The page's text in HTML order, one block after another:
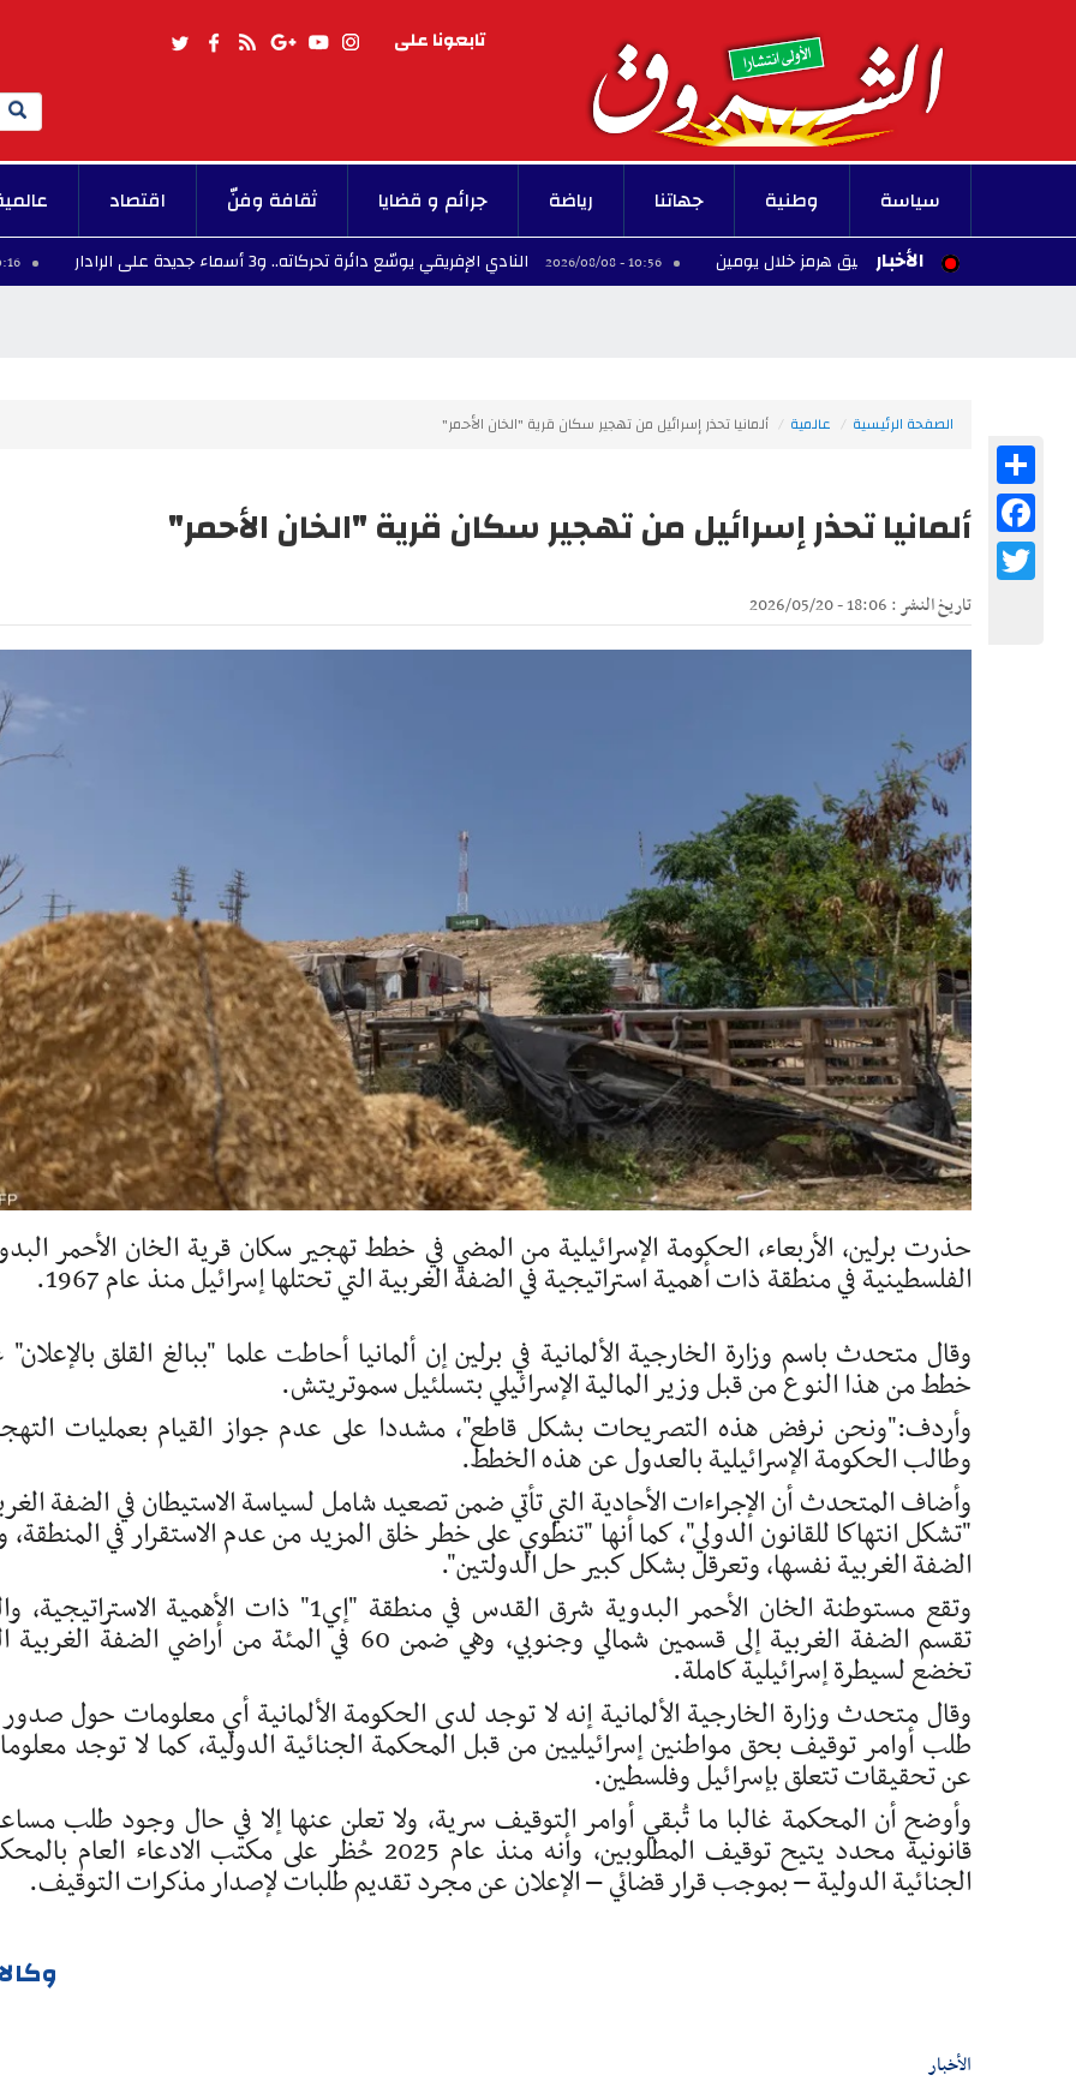
تابعونا على
Search
سياسة وطنية جهاتنا رياضة جرائم و قضايا ثقافة وفنّ اقتصاد
الأخبار
لإعادة فتح مضيق هرمز خلال يومين 10:56 - 2026/08/08 النادي الإفريقي يوسّع دائرة تحركاته.. و3 أسماء جديدة على الرادار 10:16 - 2026/08/08
الصفحة الرئيسية عالمية ألمانيا تحذر إسرائيل من تهجير سكان قرية "الخان الأحمر"
ألمانيا تحذر إسرائيل من تهجير سكان قرية "الخان الأحمر"
تاريخ النشر : 18:06 - 2026/05/20
حذرت برلين، الأربعاء، الحكومة الإسرائيلية من المضي في خطط تهجير سكان قرية الخان الأحمر
الفلسطينية في منطقة ذات أهمية استراتيجية في الضفة الغربية التي تحتلها إسرائيل منذ عام 1967.
وقال متحدث باسم وزارة الخارجية الألمانية في برلين إن ألمانيا أحاطت علما "ببالغ القلق
خطط من هذا النوع من قبل وزير المالية الإسرائيلي بتسلئيل سموتريتش.
وأردف:"ونحن نرفض هذه التصريحات بشكل قاطع"، مشددا على عدم جواز القيام بعمليات
وطالب الحكومة الإسرائيلية بالعدول عن هذه الخطط.
وأضاف المتحدث أن الإجراءات الأحادية التي تأتي ضمن تصعيد شامل لسياسة الاستيطان في الضفة
"تشكل انتهاكا للقانون الدولي"، كما أنها "تنطوي على خطر خلق المزيد من عدم الاستقرار في المنطقة،
الضفة الغربية نفسها، وتعرقل بشكل كبير حل الدولتين".
وتقع مستوطنة الخان الأحمر البدوية شرق القدس في منطقة "إي1" ذات الأهمية
تقسم الضفة الغربية إلى قسمين شمالي وجنوبي، وهي ضمن 60 في المئة من أراضي الضفة
تخضع لسيطرة إسرائيلية كاملة.
وقال متحدث وزارة الخارجية الألمانية إنه لا توجد لدى الحكومة الألمانية أي معلومات حول
طلب أوامر توقيف بحق مواطنين إسرائيليين من قبل المحكمة الجنائية الدولية، كما لا توجد
عن تحقيقات تتعلق بإسرائيل وفلسطين.
وأوضح أن المحكمة غالبا ما تُبقي أوامر التوقيف سرية، ولا تعلن عنها إلا في حال وجود طلب
قانونية محدد يتيح توقيف المطلوبين، وأنه منذ عام 2025 حُظر على مكتب الادعاء العام
الجنائية الدولية – بموجب قرار قضائي – الإعلان عن مجرد تقديم طلبات لإصدار مذكرات التوقيف.
الأخبار
Facebook
Twitter